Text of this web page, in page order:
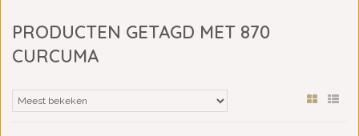
PRODUCTEN GETAGD MET 870
CURCUMA